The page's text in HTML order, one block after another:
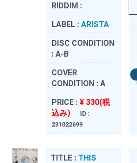
RIDDIM :
LABEL : ARISTA
DISC CONDITION
: A-B
COVER
CONDITION : A
PRICE : ¥ 330(税
込み)
ID :
231022699
TITLE : THIS